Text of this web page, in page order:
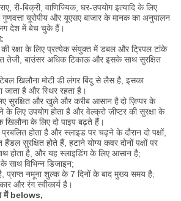
री-बिक्री, वाणिज्यिक, घर-उपयोग इत्यादि के लिए
यूरोपीय और यूएसए बाजार के मानक का अनुपालन
देश में बेच चुके हैं।
रक्षा के लिए प्रत्येक संयुक्त में डबल और ट्रिपल टांके
तेजी, बाउंसर अधिक टिकाऊ और इसके साथ सुरक्षित
खिलौना मोटी डी लंगर बिंदु से लैस है, इसका
जाता है और स्थिर रहता है।
सुरक्षित और खुले और करीब आसान हैदो ज़िप्पर के
उपयोग होता है और वेल्क्रो ज़ीप्टर की सुरक्षा के
खिलौना के लिए दो पाइप बढ़ते हैं।
होता है और स्लाइड पर चढ़ने के दौरान दो पक्षों,
सुरक्षित होते हैं, हटाने योग्य कवर दोनों पक्षों पर
होता है, और यह स्लाइडिंग के लिए आसान है;
साथ विभिन्न डिजाइन;
प्राप्त नमूना शुल्क के 7 दिनों के बाद मुख्य समय है;
और रंग स्वीकार्य है।
में belows,